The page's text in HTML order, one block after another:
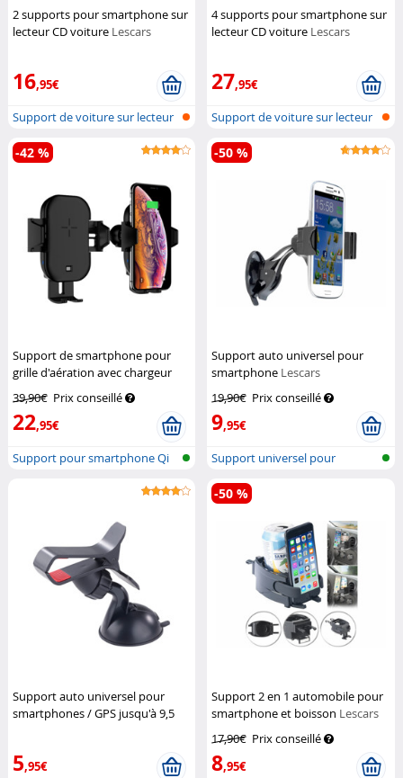
2 supports pour smartphone sur
lecteur CD voiture Lescars
16,95€
Support de voiture sur lecteur
CD p...
4 supports pour smartphone sur
lecteur CD voiture Lescars
27,95€
Support de voiture sur lecteur
CD p...
Support de smartphone pour
grille d'aération avec chargeur
compatible Qi 15 WCallstel
39,90€ Prix conseillé
22,95€
-42 %
Support pour smartphone Qi
Support auto universel pour
smartphone Lescars
19,90€ Prix conseillé
9,95€
-50 %
Support universel pour
véhicule
Support auto universel pour
smartphones / GPS jusqu'à 9,5
5,95€
Support 2 en 1 automobile pour
smartphone et boisson Lescars
17,90€ Prix conseillé
8,95€
-50 %